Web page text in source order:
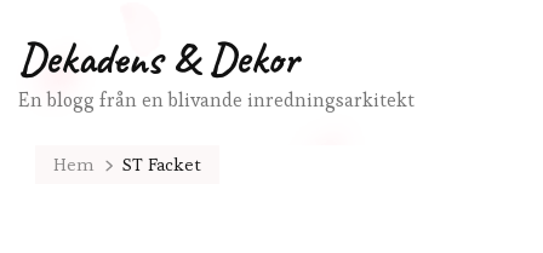
Dekadens & Dekor
En blogg från en blivande inredningsarkitekt
Hem ST Facket